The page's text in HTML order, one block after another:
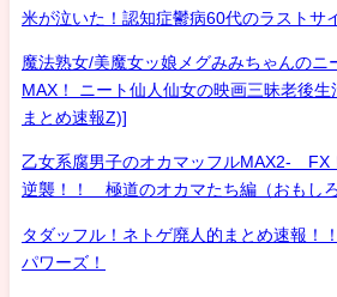
米が泣いた！認知症鬱病60代のラストサ
魔法熟女/美魔女ッ娘メグみみちゃんのニ
MAX！ ニート仙人仙女の映画三昧老後
まとめ速報Z)]
乙女系腐男子のオカマッフルMAX2- FX
逆襲！！ 極道のオカマたち編（おもしろ
タダッフル！ネトゲ廃人的まとめ速報！
パワーズ！